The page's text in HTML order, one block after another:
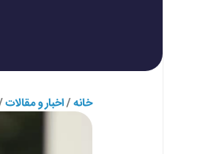
خانه اخبار و مقالات